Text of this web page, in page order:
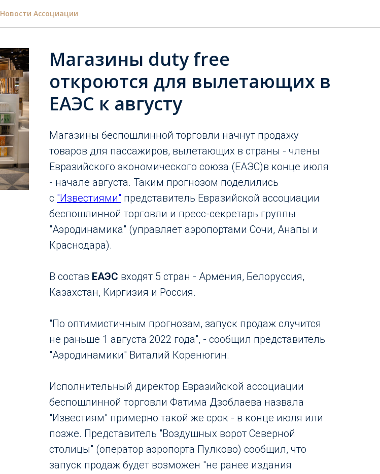
Новости Ассоциации
Магазины duty free
откроются для вылетающих в
ЕАЭС к августу
Магазины беспошлинной торговли начнут продажу
товаров для пассажиров, вылетающих в страны - члены
Евразийского экономического союза (ЕАЭС)в конце июля
- начале августа. Таким прогнозом поделились
с "Известиями" представитель Евразийской ассоциации
беспошлинной торговли и пресс-секретарь группы
"Аэродинамика" (управляет аэропортами Сочи, Анапы и
Краснодара).
В состав ЕАЭС входят 5 стран - Армения, Белоруссия,
Казахстан, Киргизия и Россия.
"По оптимистичным прогнозам, запуск продаж случится
не раньше 1 августа 2022 года", - сообщил представитель
"Аэродинамики" Виталий Коренюгин.
Исполнительный директор Евразийской ассоциации
беспошлинной торговли Фатима Дзоблаева назвала
"Известиям" примерно такой же срок - в конце июля или
позже. Представитель "Воздушных ворот Северной
столицы" (оператор аэропорта Пулково) сообщил, что
запуск продаж будет возможен "не ранее издания